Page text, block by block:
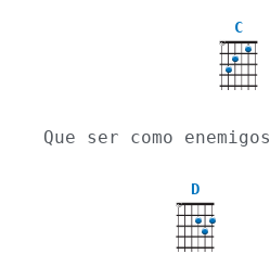
C
X
Que ser como enemigos
D
X